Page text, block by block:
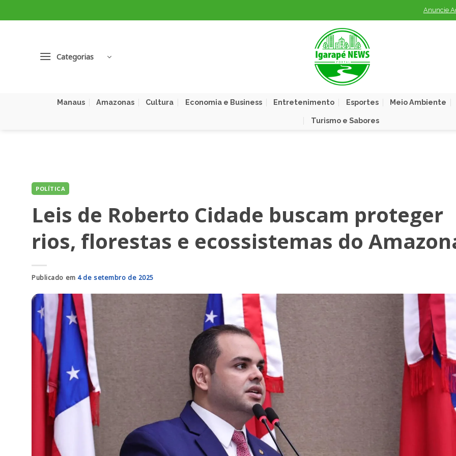
to
Anuncie
Categorias
Manaus Amazonas Cultura Economia e Business Entretenimento Esportes Meio Ambiente
Turismo e Sabores
POLÍTICA
Leis de Roberto Cidade buscam proteger
rios, florestas e ecossistemas do
Publicado em 4 de setembro de 2025